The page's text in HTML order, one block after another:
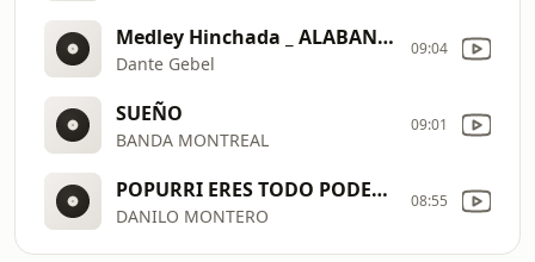
Medley Hinchada _ ALABANZA_2020
Dante Gebel
09:04
SUEÑO
BANDA MONTREAL
09:01
POPURRI ERES TODO PODEROSO
DANILO MONTERO
08:55